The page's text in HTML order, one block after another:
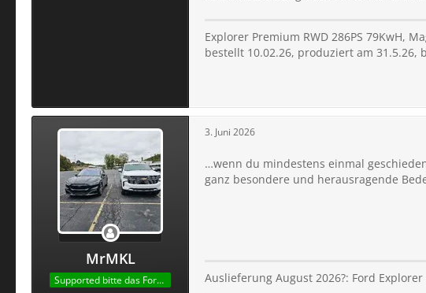
Explorer Premium RWD 286PS 79KwH,
bestellt 10.02.26, produziert am 31.5.26,
MrMKL
Supported bitte das Forum
3. Juni 2026
…wenn du mindestens einmal
ganz besondere und herausragende
Auslieferung August 2026?: Ford